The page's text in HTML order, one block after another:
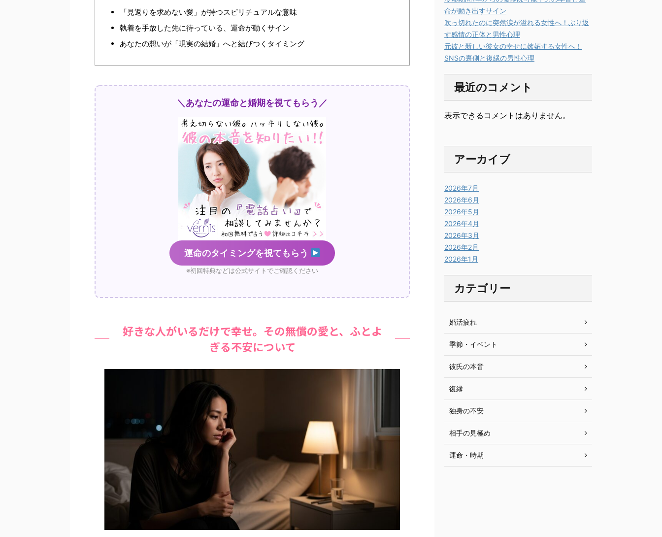
「見返りを求めない愛」が持つスピリチュアルな意味
執着を手放した先に待っている、運命が動くサイン
あなたの想いが「現実の結婚」へと結びつくタイミング
＼あなたの運命と婚期を視てもらう／
運命のタイミングを視てもらう
※初回特典などは公式サイトでご確認ください
好きな人がいるだけで幸せ。その無償の愛と、ふとよ
ぎる不安について
命が動き出すサイン
吹っ切れたのに突然涙が溢れる女性へ！ぶり返
す感情の正体と男性心理
元彼と新しい彼女の幸せに嫉妬する女性へ！
SNSの裏側と復縁の男性心理
最近のコメント
表示できるコメントはありません。
アーカイブ
2026年7月
2026年6月
2026年5月
2026年4月
2026年3月
2026年2月
2026年1月
カテゴリー
婚活疲れ
季節・イベント
彼氏の本音
復縁
独身の不安
相手の見極め
運命・時期